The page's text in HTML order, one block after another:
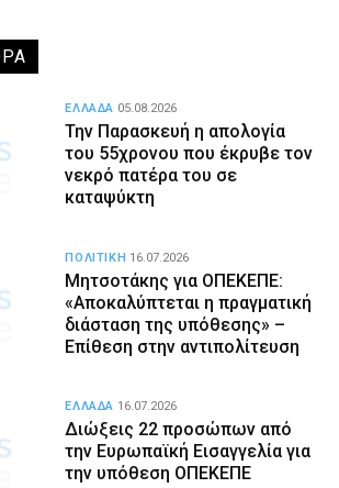
Την Παρασκευή η απολογία
του 55χρονου που έκρυβε τον
νεκρό πατέρα του σε
καταψύκτη
ΕΛΛΑΔΑ 05.08.2026
Μητσοτάκης για ΟΠΕΚΕΠΕ:
«Αποκαλύπτεται η πραγματική
διάσταση της υπόθεσης» –
Επίθεση στην αντιπολίτευση
ΠΟΛΙΤΙΚΗ 16.07.2026
Διώξεις 22 προσώπων από
την Ευρωπαϊκή Εισαγγελία για
την υπόθεση ΟΠΕΚΕΠΕ
ΕΛΛΑΔΑ 16.07.2026